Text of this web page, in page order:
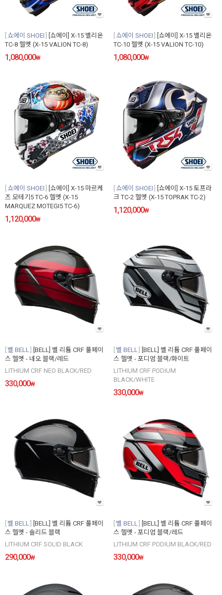
쇼에이 SHOEI
[쇼에이] X-15 밸리온
TC-8 헬멧 (X-15 VALION TC-8)
1,080,000₩
쇼에이 SHOEI
[쇼에이] X-15 밸리온
TC-10 헬멧 (X-15 VALION TC-10)
1,080,000₩
쇼에이 SHOEI
[쇼에이] X-15 마르케
즈 모테기5 TC-6 헬멧 (X-15
MARQUEZ MOTEGI5 TC-6)
1,120,000₩
쇼에이 SHOEI
[쇼에이] X-15 토프라
크 TC-2 헬멧 (X-15 TOPRAK TC-2)
1,120,000₩
벨 BELL
[BELL] 벨 리튬 CRF 풀페이
스 헬멧 - 네오 블랙/레드
LITHIUM CRF NEO BLACK/RED
330,000₩
벨 BELL
[BELL] 벨 리튬 CRF 풀페이
스 헬멧 - 포디엄 블랙/화이트
LITHIUM CRF PODIUM
BLACK/WHITE
330,000₩
벨 BELL
[BELL] 벨 리튬 CRF 풀페이
스 헬멧 - 솔리드 블랙
LITHIUM CRF SOLID BLACK
290,000₩
벨 BELL
[BELL] 벨 리튬 CRF 풀페이
스 헬멧 - 포디엄 블랙/레드
LITHIUM CRF PODIUM BLACK/RED
330,000₩